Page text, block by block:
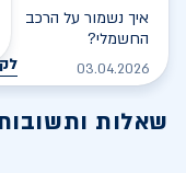
איך נשמור על הרכב
החשמלי?
03.04.2026
שאלות